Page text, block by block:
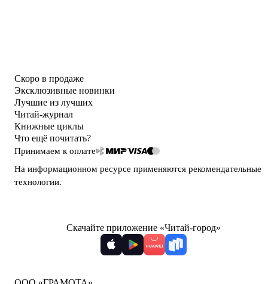
Скоро в продаже
Эксклюзивные новинки
Лучшие из лучших
Читай-журнал
Книжные циклы
Что ещё почитать?
Принимаем к оплате
На информационном ресурсе применяются рекомендательные
технологии.
Скачайте приложение «Читай-город»